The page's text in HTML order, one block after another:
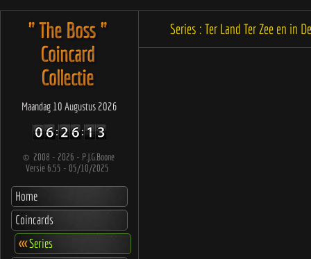
" The Boss "
Coincard
Collectie
Maandag 10 Augustus 2026
© 2008 - 2026 - P.J.G.Boone
Versie 6.55 - 05/10/2025
Home
Coincards
<<<Series
Series : Ter Land Ter Zee en in